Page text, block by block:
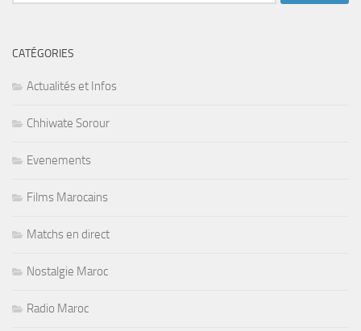
CATÉGORIES
Actualités et Infos
Chhiwate Sorour
Evenements
Films Marocains
Matchs en direct
Nostalgie Maroc
Radio Maroc